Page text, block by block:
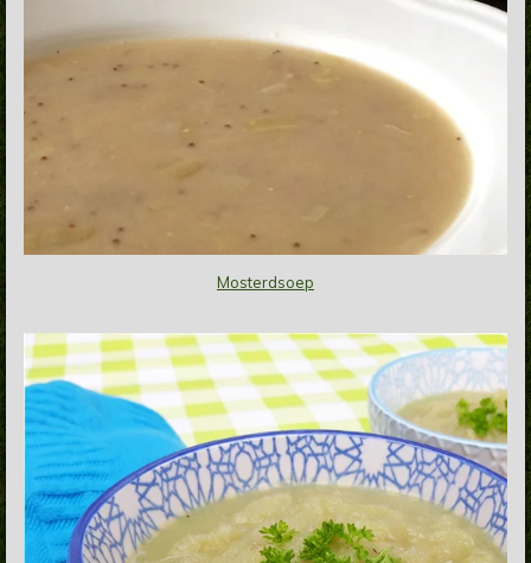
Mosterdsoep